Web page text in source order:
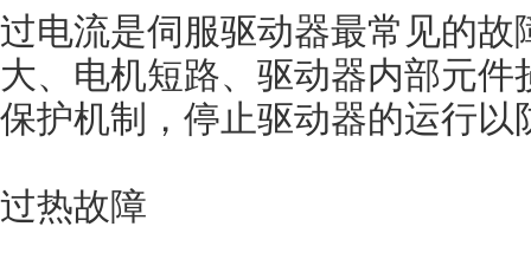
过电流是伺服驱动器最常见的
大、电机短路、驱动器内部元
保护机制，停止驱动器的运行以
过热故障